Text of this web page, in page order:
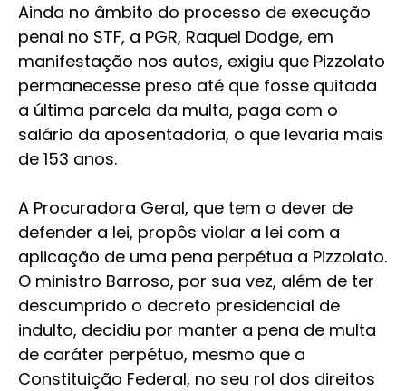
Ainda no âmbito do processo de execução
penal no STF, a PGR, Raquel Dodge, em
manifestação nos autos, exigiu que Pizzolato
permanecesse preso até que fosse quitada
a última parcela da multa, paga com o
salário da aposentadoria, o que levaria mais
de 153 anos.
A Procuradora Geral, que tem o dever de
defender a lei, propôs violar a lei com a
aplicação de uma pena perpétua a Pizzolato.
O ministro Barroso, por sua vez, além de ter
descumprido o decreto presidencial de
indulto, decidiu por manter a pena de multa
de caráter perpétuo, mesmo que a
Constituição Federal, no seu rol dos direitos